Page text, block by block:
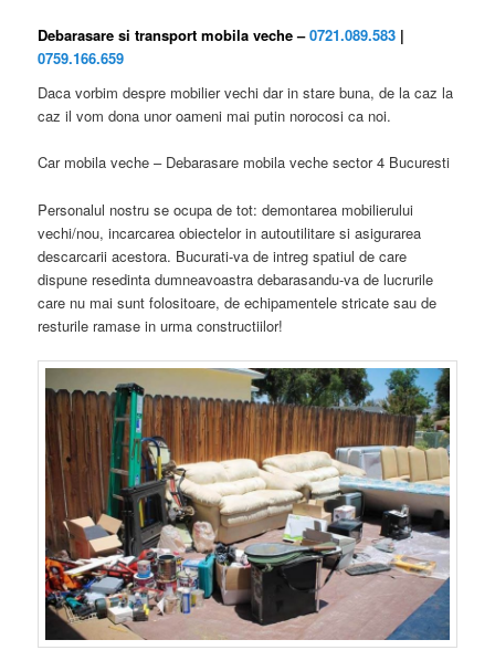
Debarasare si transport mobila veche –0721.089.583 |
0759.166.659
Daca vorbim despre mobilier vechi dar in stare buna, de la caz la
caz il vom dona unor oameni mai putin norocosi ca noi.
Car mobila veche – Debarasare mobila veche sector 4 Bucuresti
Personalul nostru se ocupa de tot: demontarea mobilierului
vechi/nou, incarcarea obiectelor in autoutilitare si asigurarea
descarcarii acestora. Bucurati-va de intreg spatiul de care
dispune resedinta dumneavoastra debarasandu-va de lucrurile
care nu mai sunt folositoare, de echipamentele stricate sau de
resturile ramase in urma constructiilor!